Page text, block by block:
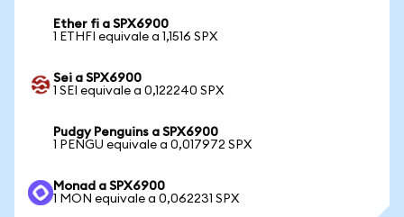
Ether fi a SPX6900
1 ETHFI equivale a 1,1516 SPX
Sei a SPX6900
1 SEI equivale a 0,122240 SPX
Pudgy Penguins a SPX6900
1 PENGU equivale a 0,017972 SPX
Monad a SPX6900
1 MON equivale a 0,062231 SPX